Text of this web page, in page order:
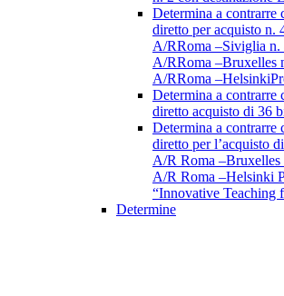
Determina a contrarre
diretto per acquisto n.
A/RRoma –Siviglia n.
A/RRoma –Bruxelles
A/RRoma
Determina a contrarre
diretto acquisto di 36
Determina a contrarre
diretto per l’acquisto
A/R Roma –Bruxelles
A/R Roma –Helsinki
“Innovative Teaching
Determine